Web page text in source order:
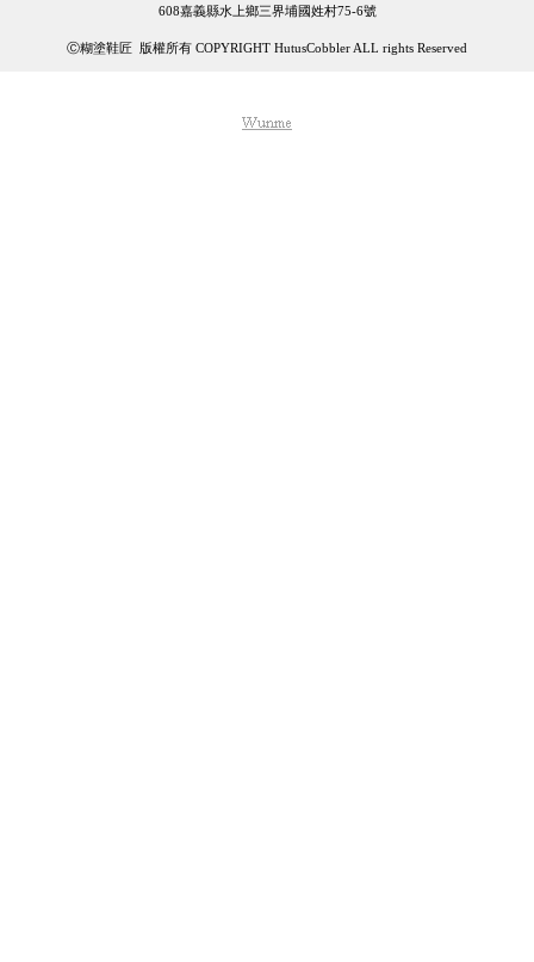
608嘉義縣水上鄉三界埔國姓村75-6號
Ⓒ糊塗鞋匠 版權所有 COPYRIGHT HutusCobbler ALL rights Reserved